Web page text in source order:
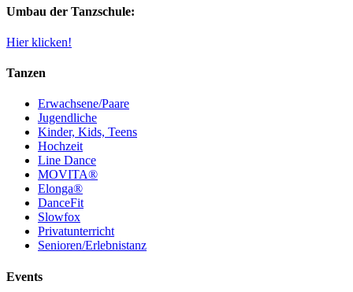
Umbau der Tanzschule:
Hier klicken!
Tanzen
Erwachsene/Paare
Jugendliche
Kinder, Kids, Teens
Hochzeit
Line Dance
MOVITA®
Elonga®
DanceFit
Slowfox
Privatunterricht
Senioren/Erlebnistanz
Events